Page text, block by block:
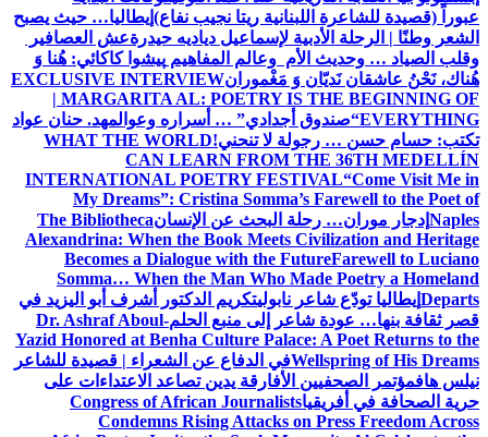
عبوراً (قصيدة للشاعرة اللبنانية ريتا نجيب نفاع) إيطاليا… حيث يصبح
الشعر وطنًا | الرحلة الأدبية لإسماعيل دياديه حيدرةعش العصافير
وقلب الصياد … وحديث الأم وعالم المفاهيم پیشوا کاکائي: هُنا وَ
هُناك، نَحْنُ عاشقان نَديّان وَ مَغْمورانEXCLUSIVE INTERVIEW
| MARGARITA AL: POETRY IS THE BEGINNING OF
EVERYTHING“صندوق أجدادي” … أسراره وعوالمهد. حنان عواد
تكتب: حسام حسن … رجولة لا تنحني!WHAT THE WORLD
CAN LEARN FROM THE 36TH MEDELLÍN
INTERNATIONAL POETRY FESTIVAL“Come Visit Me in
My Dreams”: Cristina Somma’s Farewell to the Poet of
Naples إدجار موران… رحلة البحث عن الإنسانThe Bibliotheca
Alexandrina: When the Book Meets Civilization and Heritage
Becomes a Dialogue with the FutureFarewell to Luciano
Somma… When the Man Who Made Poetry a Homeland
Departs إيطاليا تودّع شاعر نابوليتكريم الدكتور أشرف أبو اليزيد في
قصر ثقافة بنها… عودة شاعر إلى منبع الحلمDr. Ashraf Aboul-
Yazid Honored at Benha Culture Palace: A Poet Returns to the
Wellspring of His Dreamsفي الدفاع عن الشعراء | قصيدة للشاعر
نيلس هافمؤتمر الصحفيين الأفارقة يدين تصاعد الاعتداءات على
حرية الصحافة في أفريقياCongress of African Journalists
Condemns Rising Attacks on Press Freedom Across